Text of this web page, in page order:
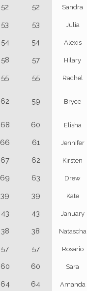
52 52 Sandra
53 53 Julia
54 54 Alexis
58 57 Hilary
55 55 Rachel
62 59 Bryce
68 60 Elisha
66 61 Jennifer
67 62 Kirsten
69 63 Drew
39 39 Kate
43 43 January
38 38 Natascha
57 57 Rosario
60 60 Sara
64 64 Amanda